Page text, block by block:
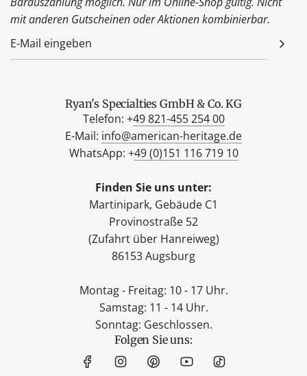
mit anderen Gutscheinen oder Aktionen kombinierbar.
Ryan's Specialties GmbH & Co. KG
Telefon: +49 821-455 254 00
E-Mail: info@american-heritage.de
WhatsApp: +49 (0)151 116 719 10
Finden Sie uns unter:
Martinipark, Gebäude C1
Provinostraße 52
(Zufahrt über Hanreiweg)
86153 Augsburg
Montag - Freitag: 10 - 17 Uhr.
Samstag: 11 - 14 Uhr.
Sonntag: Geschlossen.
Folgen Sie uns: